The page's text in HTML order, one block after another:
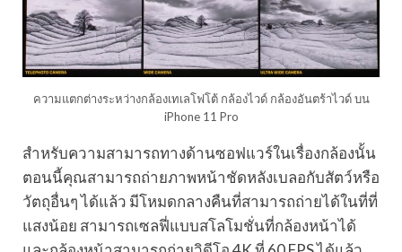
ความแตกต่างระหว่างกล้องเทเลโฟโต้ กล้องไวด์ กล้องอันตร้าไวด์ บน
iPhone 11 Pro
สำหรับความสามารถทางด้านซอฟแวร์ในเรื่องกล้องนั้น
ตอนนี้คุณสามารถถ่ายภาพหน้าชัดหลังเบลอกับสัตว์หรือ
วัตถุอื่นๆ ได้แล้ว มีโหมดกลางคืนที่สามารถถ่ายได้ในที่ที่
แสงน้อย สามารถเซลฟี่แบบสโลโมชั่นที่กล้องหน้าได้